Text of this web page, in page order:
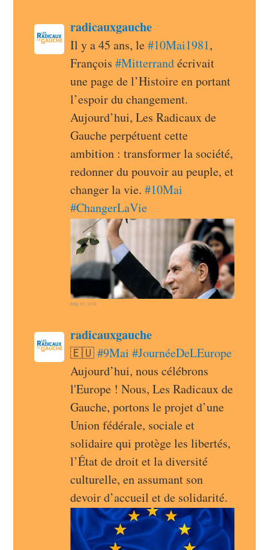
radicauxgauche avatar
radicauxgauchepost
Il y a 45 ans, le #10Mai1981,
François #Mitterrand écrivait
une page de l’Histoire en portant
l’espoir du changement.
Aujourd’hui, Les Radicaux de
Gauche perpétuent cette
ambition : transformer la société,
redonner du pouvoir au peuple, et
changer la vie. #10Mai
#ChangerLaVie
May 10, 2026
radicauxgauche avatar
radicauxgauchepost
🇪🇺 #9Mai #JournéeDeLEurope
Aujourd’hui, nous célébrons
l'Europe ! Nous, Les Radicaux de
Gauche, portons le projet d’une
Union fédérale, sociale et
solidaire qui protège les libertés,
l’État de droit et la diversité
culturelle, en assumant son
devoir d’accueil et de solidarité.